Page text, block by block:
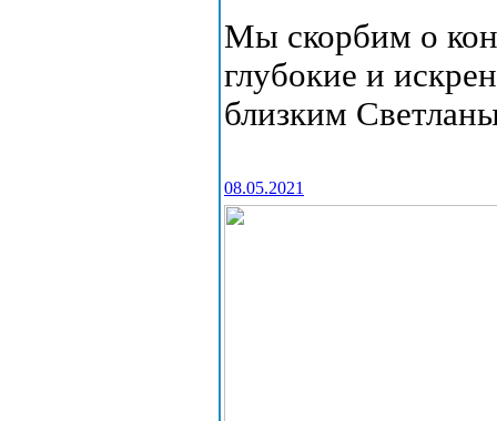
Мы скорбим о
глубокие и
близким
08.05.2021